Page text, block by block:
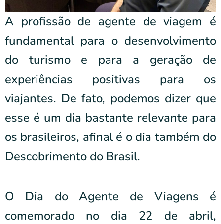
A profissão de agente de viagem é
fundamental para o desenvolvimento
do turismo e para a geração de
experiências positivas para os
viajantes. De fato, podemos dizer que
esse é um dia bastante relevante para
os brasileiros, afinal é o dia também do
Descobrimento do Brasil.
O Dia do Agente de Viagens é
comemorado no dia 22 de abril,